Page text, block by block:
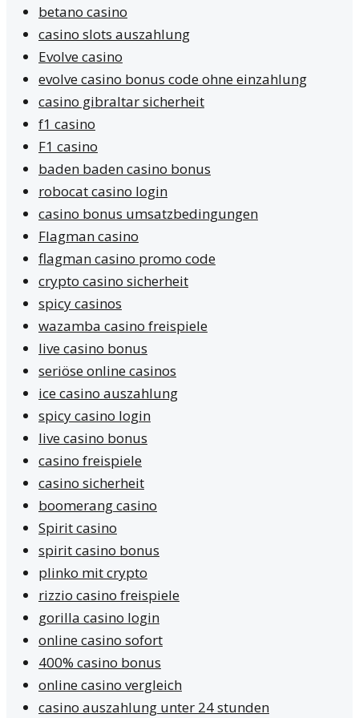
betano casino
casino slots auszahlung
Evolve casino
evolve casino bonus code ohne einzahlung
casino gibraltar sicherheit
f1 casino
F1 casino
baden baden casino bonus
robocat casino login
casino bonus umsatzbedingungen
Flagman casino
flagman casino promo code
crypto casino sicherheit
spicy casinos
wazamba casino freispiele
live casino bonus
seriöse online casinos
ice casino auszahlung
spicy casino login
live casino bonus
casino freispiele
casino sicherheit
boomerang casino
Spirit casino
spirit casino bonus
plinko mit crypto
rizzio casino freispiele
gorilla casino login
online casino sofort
400% casino bonus
online casino vergleich
casino auszahlung unter 24 stunden